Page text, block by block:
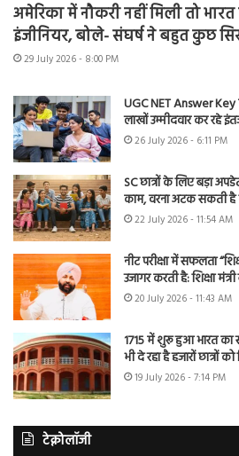
अमेरिका में नौकरी नहीं मिली तो
इंजीनियर, बोले- संघर्ष ने बहुत कुछ
29 July 2026 - 8:00 PM
UGC NET Answer
लाखों उम्मीदवार कर रहे
26 July 2026 - 6:11 PM
SC छात्रों के लिए बड़ा
काम, वरना अटक सकती है
22 July 2026 - 11:54 AM
नीट परीक्षा में सफलता
उजागर करती है: शिक्षा
20 July 2026 - 11:43 AM
1715 में शुरू हुआ भारत का
भी दे रहा है हजारों छात्रों को
19 July 2026 - 7:14 PM
टेक्नोलॉजी